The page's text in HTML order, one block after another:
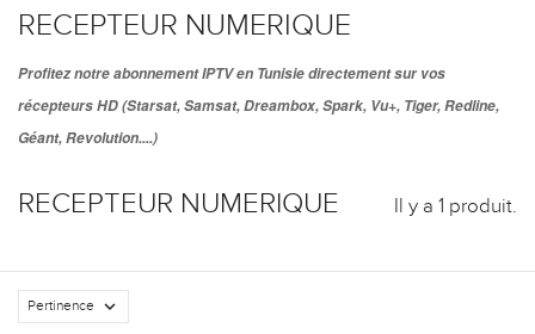
RECEPTEUR NUMERIQUE
Profitez notre abonnement IPTV en Tunisie directement sur vos
récepteurs HD (Starsat, Samsat, Dreambox, Spark, Vu+, Tiger, Redline,
Géant, Revolution....)
RECEPTEUR NUMERIQUE Il y a 1 produit.
Pertinence 